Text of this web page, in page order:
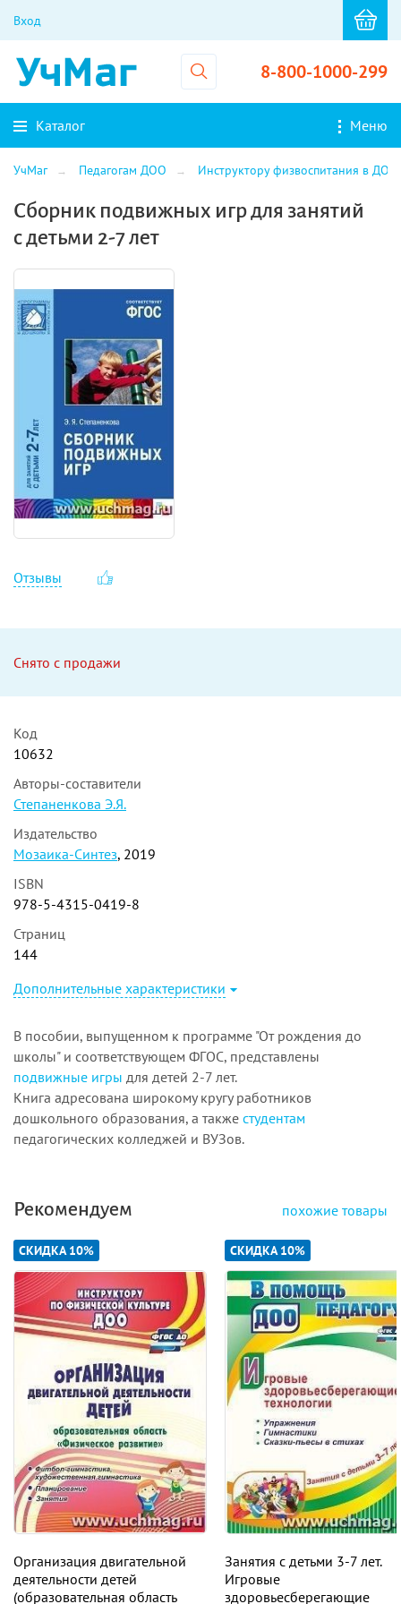
Вход
8-800-1000-299
Каталог Меню
УчМаг Педагогам ДОО Инструктору физвоспитания в ДОО
Сборник подвижных игр для занятий
с детьми 2-7 лет
Отзывы
Снято с продажи
Код
10632
Авторы-составители
Степаненкова Э.Я.
Издательство
Мозаика-Синтез, 2019
ISBN
978-5-4315-0419-8
Страниц
144
Дополнительные характеристики
В пособии, выпущенном к программе "От рождения до
школы" и соответствующем ФГОС, представлены
подвижные игры для детей 2-7 лет.
Книга адресована широкому кругу работников
дошкольного образования, а также студентам
педагогических колледжей и ВУЗов.
Рекомендуем похожие товары
СКИДКА 10%
Организация двигательной
деятельности детей
(образовательная область
СКИДКА 10%
Занятия с детьми 3-7 лет.
Игровые
здоровьесберегающие